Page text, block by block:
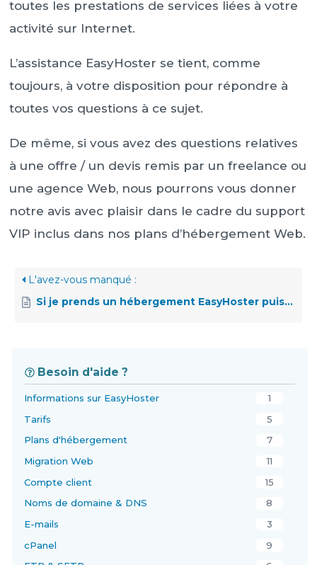
toutes les prestations de services liées à votre
activité sur Internet.
L’assistance EasyHoster se tient, comme
toujours, à votre disposition pour répondre à
toutes vos questions à ce sujet.
De même, si vous avez des questions relatives
à une offre / un devis remis par un freelance ou
une agence Web, nous pourrons vous donner
notre avis avec plaisir dans le cadre du support
VIP inclus dans nos plans d’hébergement Web.
L'avez-vous manqué :
Si je prends un hébergement EasyHoster puis-je avoir une adresse temporaire pour pouvoir configurer mon site ?
Besoin d'aide ?
Informations sur EasyHoster
1
Tarifs
5
Plans d'hébergement
7
Migration Web
11
Compte client
15
Noms de domaine & DNS
8
E-mails
3
cPanel
9